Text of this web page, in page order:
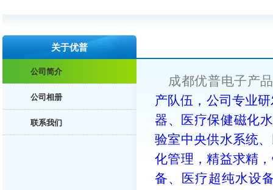
关于优普
公司简介
公司相册
联系我们
成都优普电子产
产队伍，公司专业
器、医疗保健磁化
验室中央供水系统
化管理，精益求精
备、医疗超纯水设